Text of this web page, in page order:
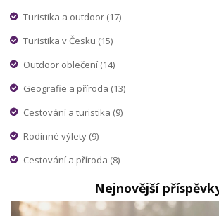
Turistika a outdoor (17)
Turistika v Česku (15)
Outdoor oblečení (14)
Geografie a příroda (13)
Cestování a turistika (9)
Rodinné výlety (9)
Cestování a příroda (8)
Nejnovější